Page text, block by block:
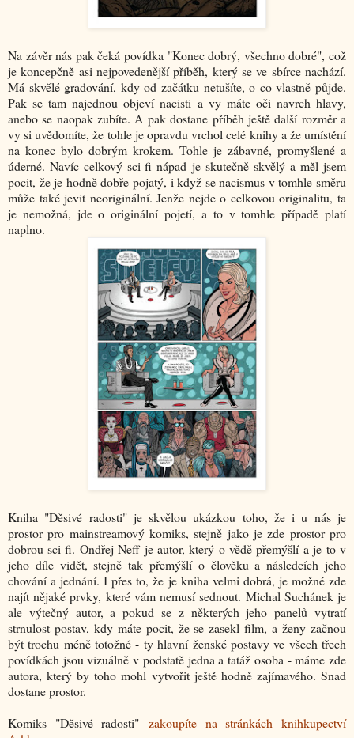
Na závěr nás pak čeká povídka "Konec dobrý, všechno dobré", což
je koncepčně asi nejpovedenější příběh, který se ve sbírce nachází.
Má skvělé gradování, kdy od začátku netušíte, o co vlastně půjde.
Pak se tam najednou objeví nacisti a vy máte oči navrch hlavy,
anebo se naopak zubíte. A pak dostane příběh ještě další rozměr a
vy si uvědomíte, že tohle je opravdu vrchol celé knihy a že umístění
na konec bylo dobrým krokem. Tohle je zábavné, promyšlené a
úderné. Navíc celkový sci-fi nápad je skutečně skvělý a měl jsem
pocit, že je hodně dobře pojatý, i když se nacismus v tomhle směru
může také jevit neoriginální. Jenže nejde o celkovou originalitu, ta
je nemožná, jde o originální pojetí, a to v tomhle případě platí
naplno.
Kniha "Děsivé radosti" je skvělou ukázkou toho, že i u nás je
prostor pro mainstreamový komiks, stejně jako je zde prostor pro
dobrou sci-fi. Ondřej Neff je autor, který o vědě přemýšlí a je to v
jeho díle vidět, stejně tak přemýšlí o člověku a následcích jeho
chování a jednání. I přes to, že je kniha velmi dobrá, je možné zde
najít nějaké prvky, které vám nemusí sednout. Michal Suchánek je
ale výtečný autor, a pokud se z některých jeho panelů vytratí
strnulost postav, kdy máte pocit, že se zasekl film, a ženy začnou
být trochu méně totožné - ty hlavní ženské postavy ve všech třech
povídkách jsou vizuálně v podstatě jedna a tatáž osoba - máme zde
autora, který by toho mohl vytvořit ještě hodně zajímavého. Snad
dostane prostor.
Komiks "Děsivé radosti" zakoupíte na stránkách knihkupectví